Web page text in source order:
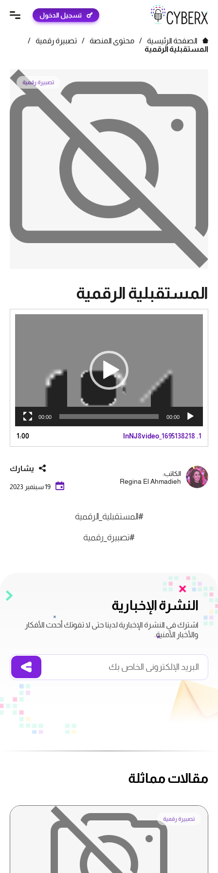
تسجيل الدخول
الصفحة الرئيسية / محتوى المنصة / تصبيرة رقمية
/
المستقبلية الرقمية
تصبيرة رقمية
المستقبلية الرقمية
00:00
00:00
1.
lnNJ8video_1695138218
1:00
الكاتب:
Regina El Ahmadieh
يشارك
19 سبتمبر 2023
#المستقبلية_الرقمية
#تصبيرة_رقمية
النشرة الإخبارية
اشترك في النشرة الإخبارية لدينا حتى لا تفوتك أحدث الأفكار
والأخبار الأمنية.
مقالات مماثلة
تصبيرة رقمية